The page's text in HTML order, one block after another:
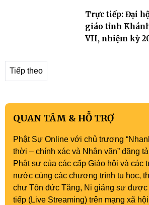
Trực tiếp: Đại
giáo tỉnh
VII, nhiệm kỳ
Tiếp theo
QUAN TÂM & HỖ TRỢ
Phật Sự Online với chủ trương
thời – chính xác và Nhân văn” đăng
Phật sự của các cấp Giáo hội và các
nước cùng các chương trình tu học,
chư Tôn đức Tăng, Ni giảng sư được
tiếp (Live Streaming) trên mạng xã